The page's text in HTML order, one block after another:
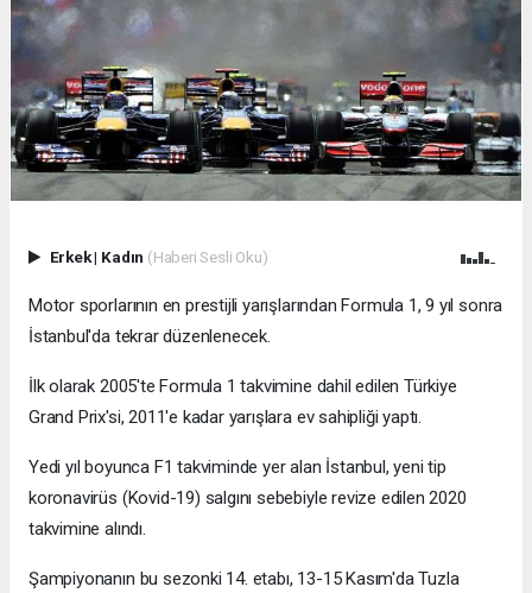
Erkek| Kadın (Haberi Sesli Oku)
Motor sporlarının en prestijli yarışlarından Formula 1, 9 yıl sonra
İstanbul'da tekrar düzenlenecek.
İlk olarak 2005'te Formula 1 takvimine dahil edilen Türkiye
Grand Prix'si, 2011'e kadar yarışlara ev sahipliği yaptı.
Yedi yıl boyunca F1 takviminde yer alan İstanbul, yeni tip
koronavirüs (Kovid-19) salgını sebebiyle revize edilen 2020
takvimine alındı.
Şampiyonanın bu sezonki 14. etabı, 13-15 Kasım'da Tuzla